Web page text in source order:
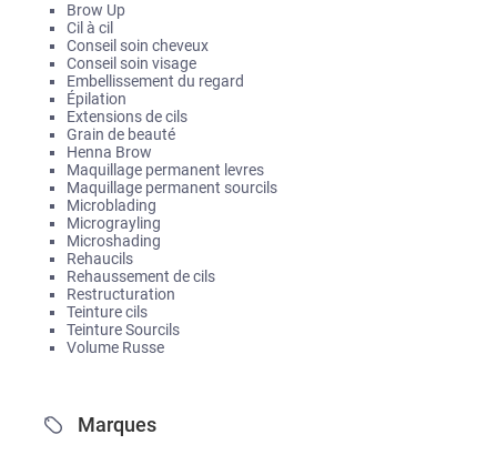
Brow Up
Cil à cil
Conseil soin cheveux
Conseil soin visage
Embellissement du regard
Épilation
Extensions de cils
Grain de beauté
Henna Brow
Maquillage permanent levres
Maquillage permanent sourcils
Microblading
Micrograyling
Microshading
Rehaucils
Rehaussement de cils
Restructuration
Teinture cils
Teinture Sourcils
Volume Russe
Marques